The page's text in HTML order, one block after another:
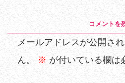
コメントを
メールアドレスが公開さ
ん。
※ が付いている欄は